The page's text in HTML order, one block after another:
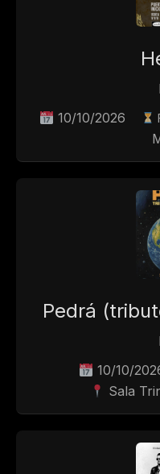
10/10/2026
Pedrá
10/10/
Sala